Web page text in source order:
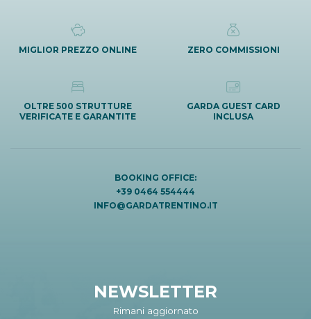
MIGLIOR PREZZO ONLINE ZERO COMMISSIONI
OLTRE 500 STRUTTURE
VERIFICATE E GARANTITE
GARDA GUEST CARD
INCLUSA
BOOKING OFFICE:
+39 0464 554444
INFO@GARDATRENTINO.IT
NEWSLETTER
Rimani aggiornato